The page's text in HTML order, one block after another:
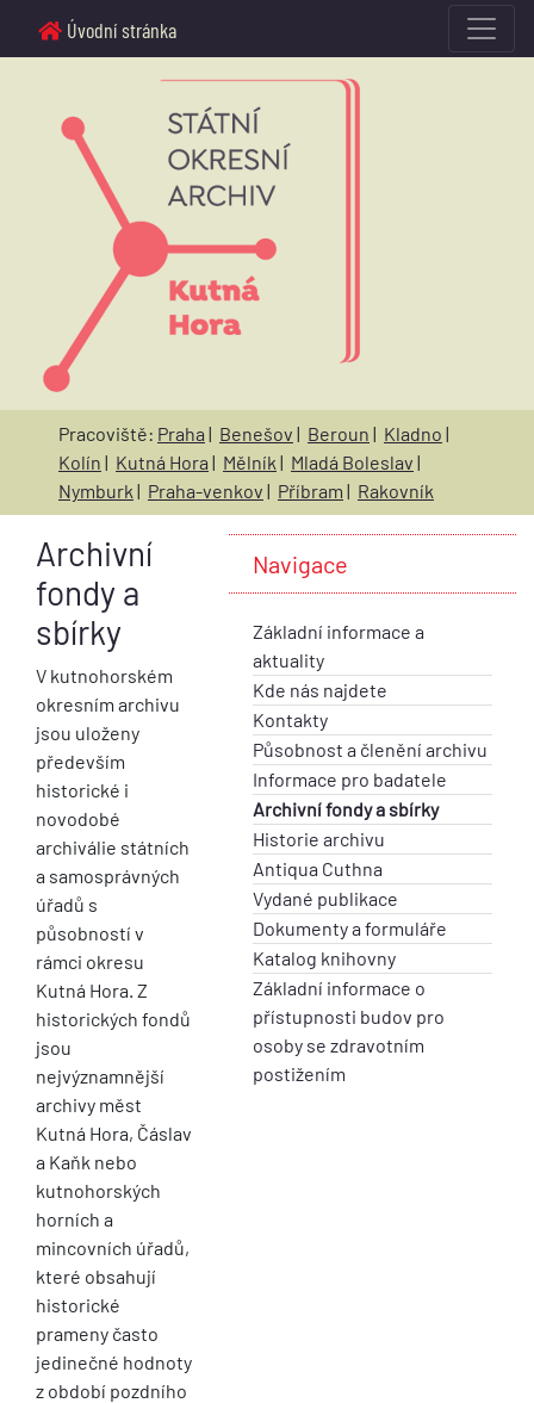
Úvodní stránka
Pracoviště: Praha | Benešov | Beroun | Kladno |
Kolín | Kutná Hora | Mělník | Mladá Boleslav |
Nymburk | Praha-venkov | Příbram | Rakovník
Archivní
fondy a
sbírky
V kutnohorském
okresním archivu
jsou uloženy
především
historické i
novodobé
archiválie státních
a samosprávných
úřadů s
působností v
rámci okresu
Kutná Hora. Z
historických fondů
jsou
nejvýznamnější
archivy měst
Kutná Hora, Čáslav
a Kaňk nebo
kutnohorských
horních a
mincovních úřadů,
které obsahují
historické
prameny často
jedinečné hodnoty
z období pozdního
Navigace
Základní informace a
aktuality
Kde nás najdete
Kontakty
Působnost a členění archivu
Informace pro badatele
Archivní fondy a sbírky
Historie archivu
Antiqua Cuthna
Vydané publikace
Dokumenty a formuláře
Katalog knihovny
Základní informace o
přístupnosti budov pro
osoby se zdravotním
postižením